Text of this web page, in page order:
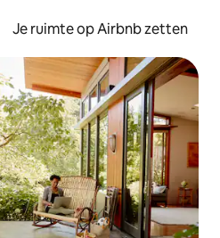
Je ruimte op Airbnb zetten